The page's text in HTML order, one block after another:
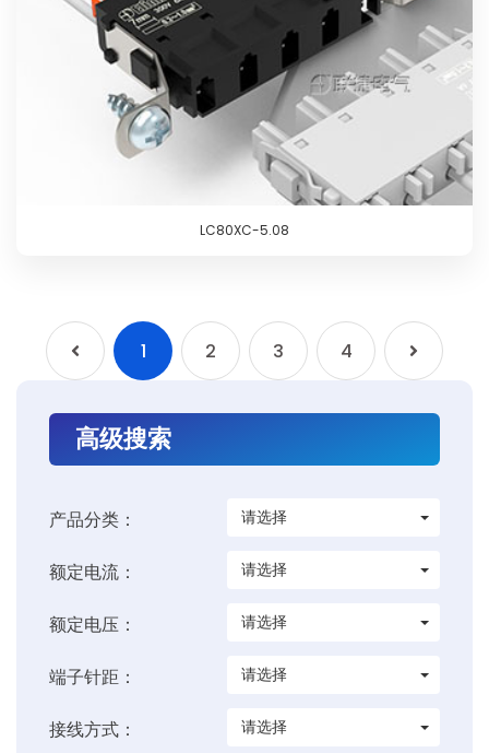
高级搜索
产品分类： 请选择
额定电流： 请选择
额定电压： 请选择
端子针距： 请选择
接线方式： 请选择
LC80XC-5.08
1 2 3 4